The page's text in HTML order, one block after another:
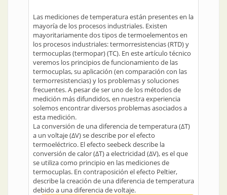
Las mediciones de temperatura están presentes en la
mayoría de los procesos industriales. Existen
mayoritariamente dos tipos de termoelementos en
los procesos industriales: termorresistencias (RTD) y
termocuplas (termopar) (TC). En este artículo técnico
veremos los principios de funcionamiento de las
termocuplas, su aplicación (en comparación con las
termorresistencias) y los problemas y soluciones
frecuentes. A pesar de ser uno de los métodos de
medición más difundidos, en nuestra experiencia
solemos encontrar diversos problemas asociados a
esta medición.
La conversión de una diferencia de temperatura (ΔT)
a un voltaje (ΔV) se describe por el efecto
termoeléctrico. El efecto seebeck describe la
conversión de calor (ΔT) a electricidad (ΔV), es el que
se utiliza como principio en las mediciones de
termocuplas. En contraposición el efecto Peltier,
describe la creación de una diferencia de temperatura
debido a una diferencia de voltaje.